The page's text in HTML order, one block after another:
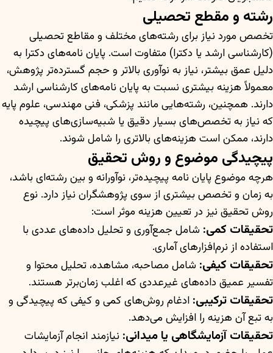
رشته و مقطع تحصیلی
تخصص مورد نیاز برای رشته‌های مختلف و مقاطع تحصیلی
(کارشناسی ارشد یا دکترا) متفاوت است. پایان نامه‌های دکترا به
دلیل عمق بیشتر، نیاز به نوآوری بالاتر و حجم گسترده‌تر پژوهش،
معمولاً هزینه بیشتری نسبت به پایان نامه‌های کارشناسی ارشد
دارند. همچنین، رشته‌هایی مانند پزشکی، فنی مهندسی، علوم پایه
که نیاز به تخصص‌های بسیار دقیق یا شبیه‌سازی‌های پیچیده
دارند، ممکن است هزینه‌های بالاتری را شامل شوند.
پیچیدگی موضوع و روش تحقیق
هرچه موضوع پایان نامه پیچیده‌تر، نوآورانه و بین رشته‌ای باشد،
به زمان و تخصص بیشتری از سوی پژوهشگران نیاز دارد. نوع
روش تحقیق نیز در تعیین هزینه موثر است:
تحقیقات کمی: شامل جمع‌آوری و تحلیل داده‌های عددی با
استفاده از نرم‌افزارهای آماری.
تحقیقات کیفی: شامل مصاحبه، مشاهده، تحلیل محتوا و
تفسیر عمیق داده‌های غیرعددی که اغلب زمان‌برتر هستند.
تحقیقات ترکیبی: ادغام روش‌های کمی و کیفی که پیچیدگی و
به تبع آن هزینه را افزایش می‌دهد.
تحقیقات آزمایشگاهی یا میدانی: نیازمند انجام آزمایشات